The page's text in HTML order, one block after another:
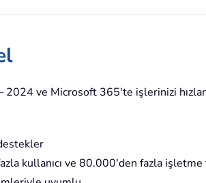
ve Microsoft 365'te işlerinizi
kullanıcı ve 80.000'den fazla